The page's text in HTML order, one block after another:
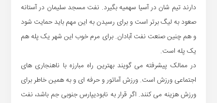
دارند تیم شان در آسیا سهمیه بگیرد. نفت مسجد سلیمان در آستانه
صعود به لیگ برتر است و برای رسیدن به این مهم باید حمایت شود
و هم چنین صنعت نفت آبادان. برای مرم خوب این شهر یک پله هم
یک پله است.
در ممالک پیشرفته می گویند بهترین راه مبارزه با ناهنجاری های
اجتماعی ورزش است. ورزش آماتور و حرفه ای و به همین خاطر برای
ورزش هزینه می کنند. اگر قرار به نابودیپارس جنوبی جم باشد، نفت